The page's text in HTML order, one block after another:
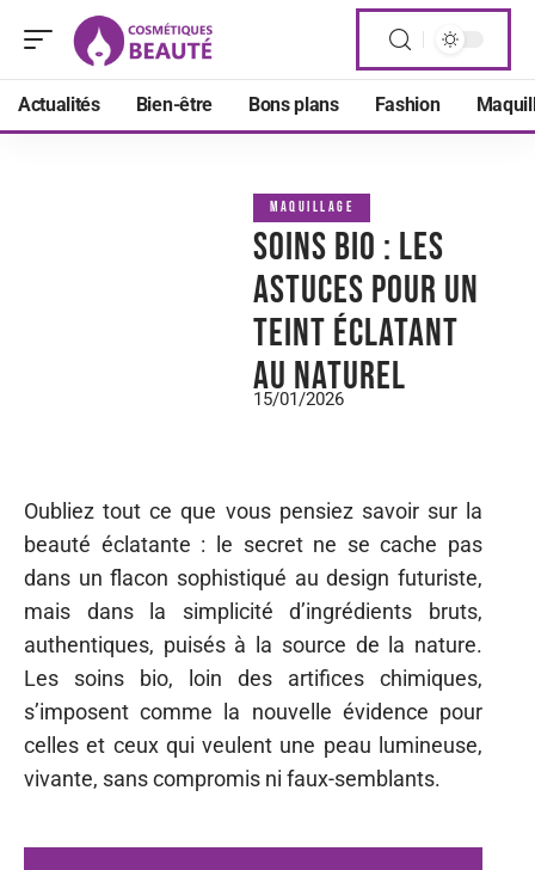
Actualités Bien-être Bons plans Fashion
MAQUILLAGE
Soins bio : les
astuces pour un
teint éclatant
au naturel
15/01/2026
Oubliez tout ce que vous pensiez savoir sur la
beauté éclatante : le secret ne se cache pas
dans un flacon sophistiqué au design futuriste,
mais dans la simplicité d’ingrédients bruts,
authentiques, puisés à la source de la nature.
Les soins bio, loin des artifices chimiques,
s’imposent comme la nouvelle évidence pour
celles et ceux qui veulent une peau lumineuse,
vivante, sans compromis ni faux-semblants.